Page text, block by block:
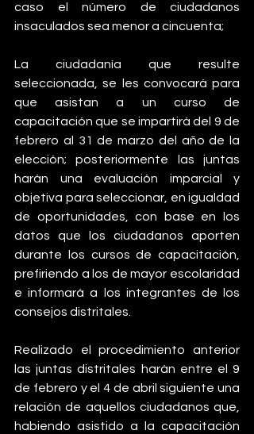
caso el número de ciudadanos
insaculados sea menor a cincuenta;
La ciudadanía que resulte
seleccionada, se les convocará para
que asistan a un curso de
capacitación que se impartirá del 9 de
febrero al 31 de marzo del año de la
elección; posteriormente las juntas
harán una evaluación imparcial y
objetiva para seleccionar, en igualdad
de oportunidades, con base en los
datos que los ciudadanos aporten
durante los cursos de capacitación,
prefiriendo a los de mayor escolaridad
e informará a los integrantes de los
consejos distritales.
Realizado el procedimiento anterior
las juntas distritales harán entre el 9
de febrero y el 4 de abril siguiente una
relación de aquellos ciudadanos que,
habiendo asistido a la capacitación